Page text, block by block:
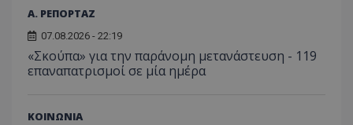
Α. ΡΕΠΟΡΤΑΖ
07.08.2026 - 22:19
«Σκούπα» για την παράνομη μετανάστευση - 119
επαναπατρισμοί σε μία ημέρα
ΚΟΙΝΩΝΙΑ